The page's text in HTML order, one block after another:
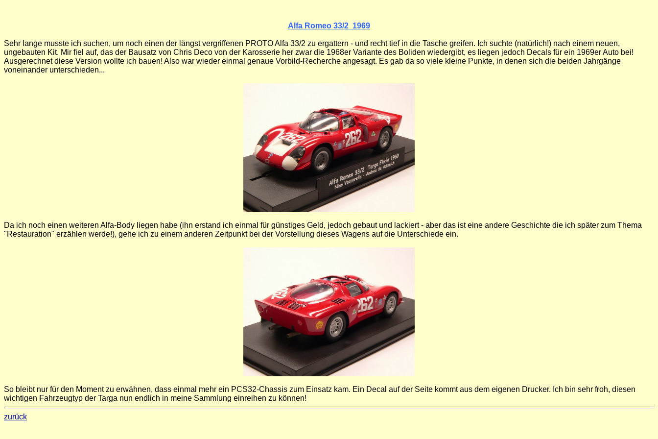
Alfa Romeo 33/2 1969
Sehr lange musste ich suchen, um noch einen der längst vergriffenen PROTO Alfa 33/2 zu ergattern - und recht tief in die Tasche greifen. Ich suchte (natürlich!) nach einem neuen,
ungebauten Kit. Mir fiel auf, das der Bausatz von Chris Deco von der Karosserie her zwar die 1968er Variante des Boliden wiedergibt, es liegen jedoch Decals für ein 1969er Auto bei!
Ausgerechnet diese Version wollte ich bauen! Also war wieder einmal genaue Vorbild-Recherche angesagt. Es gab da so viele kleine Punkte, in denen sich die beiden Jahrgänge
voneinander unterschieden...
Da ich noch einen weiteren Alfa-Body liegen habe (ihn erstand ich einmal für günstiges Geld, jedoch gebaut und lackiert - aber das ist eine andere Geschichte die ich später zum Thema
"Restauration" erzählen werde!), gehe ich zu einem anderen Zeitpunkt bei der Vorstellung dieses Wagens auf die Unterschiede ein.
So bleibt nur für den Moment zu erwähnen, dass einmal mehr ein PCS32-Chassis zum Einsatz kam. Ein Decal auf der Seite kommt aus dem eigenen Drucker. Ich bin sehr froh, diesen
wichtigen Fahrzeugtyp der Targa nun endlich in meine Sammlung einreihen zu können!
zurück